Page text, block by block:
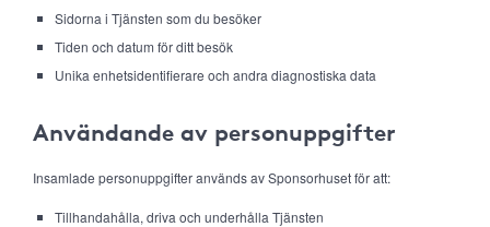
Sidorna i Tjänsten som du besöker
Tiden och datum för ditt besök
Unika enhetsidentifierare och andra diagnostiska data
Användande av personuppgifter
Insamlade personuppgifter används av Sponsorhuset för att:
Tillhandahålla, driva och underhålla Tjänsten